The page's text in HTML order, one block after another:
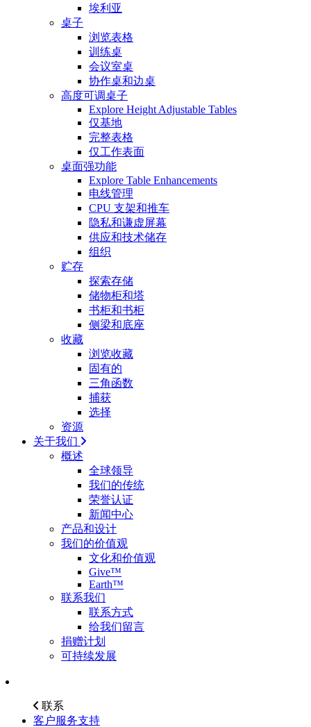
埃利亚
桌子
浏览表格
训练桌
会议室桌
协作桌和边桌
高度可调桌子
Explore Height Adjustable Tables
仅基地
完整表格
仅工作表面
桌面强功能
Explore Table Enhancements
电线管理
CPU 支架和推车
隐私和谦虚屏幕
供应和技术储存
组织
贮存
探索存储
储物柜和塔
书柜和书柜
侧梁和底座
收藏
浏览收藏
固有的
三角函数
捕获
选择
资源
关于我们
概述
全球领导
我们的传统
荣誉认证
新闻中心
产品和设计
我们的价值观
文化和价值观
Give™
Earth™
联系我们
联系方式
给我们留言
捐赠计划
可持续发展
联系
客户服务支持